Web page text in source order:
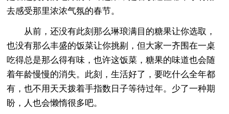
去感受那里浓浓气氛的春节。
从前，还没有此刻那么琳琅满目的糖果让你选取，
也没有那么丰盛的饭菜让你挑剔，但大家一齐围在一桌
吃得总是那么得有味，也许这饭菜，糖果的味道也会随
着年龄慢慢的消失。此刻，生活好了，要吃什么全年都
有，也不用天天拨着手指数日子等待过年。少了一种期
盼，人也会懒惰很多吧。